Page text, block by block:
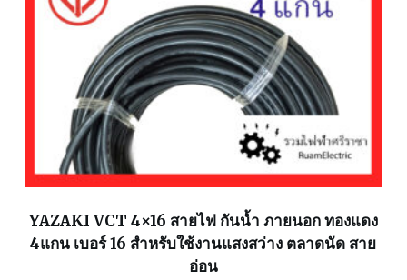
YAZAKI VCT 4×16 สายไฟ กันน้ำ ภายนอก ทองแดง
4แกน เบอร์ 16 สำหรับใช้งานแสงสว่าง ตลาดนัด สาย
อ่อน